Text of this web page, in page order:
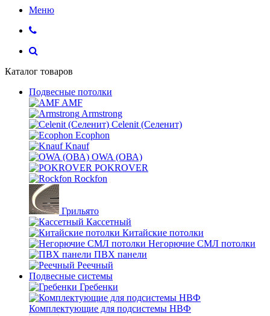
Меню
Каталог товаров
Подвесные потолки
AMF
Armstrong
Celenit (Селенит)
Ecophon
Knauf
OWA (ОВА)
POKROVER
Rockfon
Грильято
Кассетный
Китайские потолки
Негорючие СМЛ потолки
ПВХ панели
Реечный
Подвесные системы
Гребенки
Комплектующие для подсистемы НВФ